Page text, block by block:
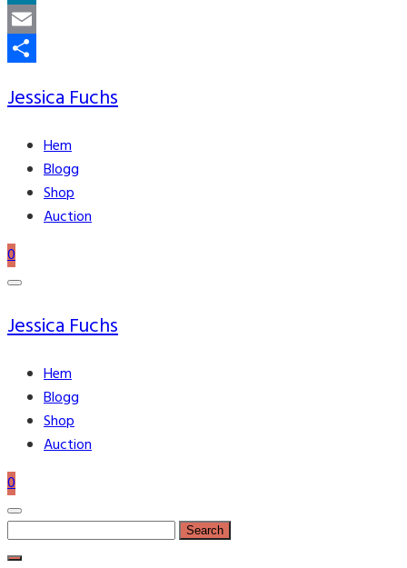
MeWe
Email
Jessica Fuchs
Hem
Blogg
Shop
Auction
0
Jessica Fuchs
Hem
Blogg
Shop
Auction
0
Search
for: